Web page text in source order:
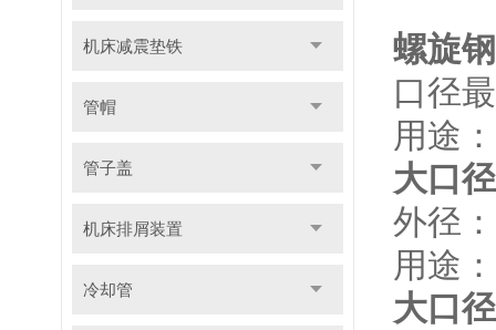
机床减震垫铁
管帽
管子盖
机床排屑装置
冷却管
螺旋
口径
用途
大口
外径：
用途
大口